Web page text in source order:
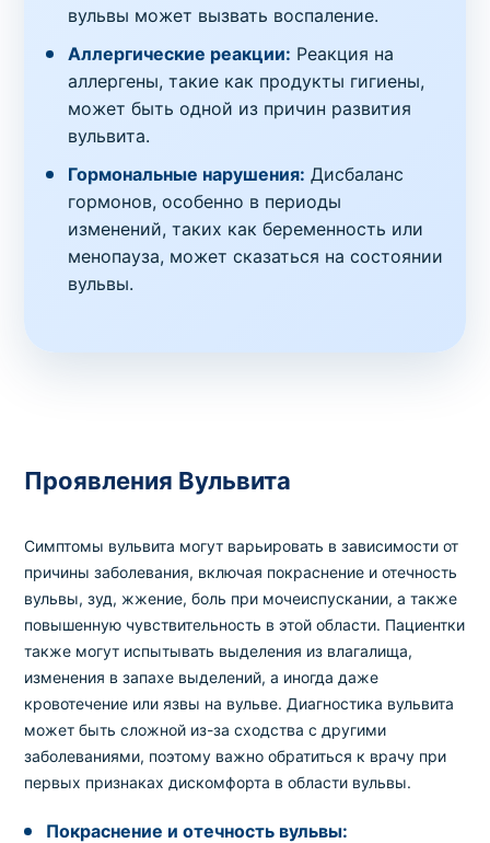
вульвы может вызвать воспаление.
Аллергические реакции: Реакция на
аллергены, такие как продукты гигиены,
может быть одной из причин развития
вульвита.
Гормональные нарушения: Дисбаланс
гормонов, особенно в периоды
изменений, таких как беременность или
менопауза, может сказаться на состоянии
вульвы.
Проявления Вульвита
Симптомы вульвита могут варьировать в зависимости от
причины заболевания, включая покраснение и отечность
вульвы, зуд, жжение, боль при мочеиспускании, а также
повышенную чувствительность в этой области. Пациентки
также могут испытывать выделения из влагалища,
изменения в запахе выделений, а иногда даже
кровотечение или язвы на вульве. Диагностика вульвита
может быть сложной из-за сходства с другими
заболеваниями, поэтому важно обратиться к врачу при
первых признаках дискомфорта в области вульвы.
Покраснение и отечность вульвы: